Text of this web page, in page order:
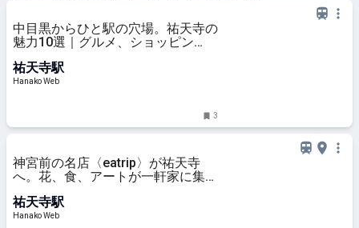
中目黒からひと駅の穴場。祐天寺の
魅力10選｜グルメ、ショッピン
祐天寺駅
Hanako Web
3
神宮前の名店〈eatrip〉が祐天寺
へ。花、食、アートが一軒家に集う
祐天寺駅
Hanako Web